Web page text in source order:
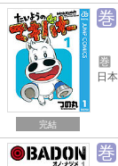
完結
巻
巻
巻